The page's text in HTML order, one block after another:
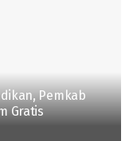
Pemkab
Gratis